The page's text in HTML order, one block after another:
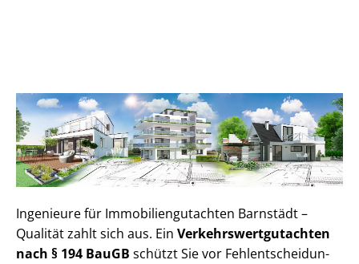
Ingenieure für Im­mo­bi­li­en­gut­ach­ten Barnstädt –
Qualität zahlt sich aus. Ein Ver­kehrs­wert­gut­ach­ten
nach § 194 BauGB schützt Sie vor Fehl­ent­schei­dun­